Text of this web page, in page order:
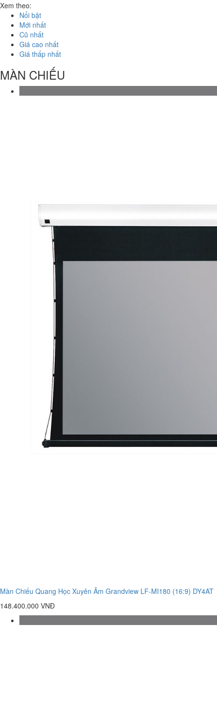
Xem theo:
Nổi bật
Mới nhất
Cũ nhất
Giá cao nhất
Giá thấp nhất
MÀN CHIẾU
Màn Chiếu Quang Học Xuyên Âm Grandview LF-MI180 (16:9) DY4AT
148.400.000 VNĐ